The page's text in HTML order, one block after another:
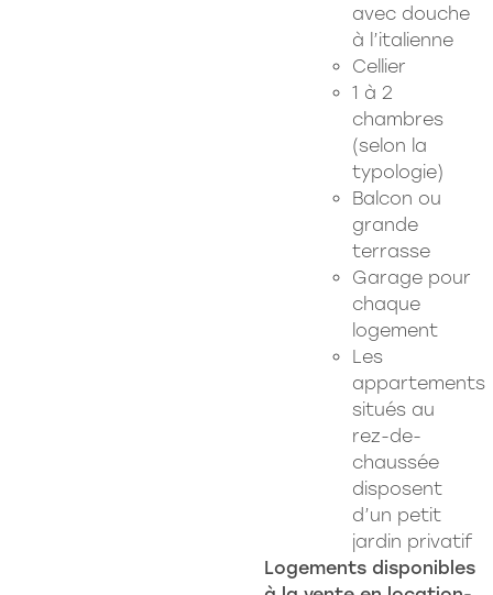
avec douche
à l’italienne
Cellier
1 à 2
chambres
(selon la
typologie)
Balcon ou
grande
terrasse
Garage pour
chaque
logement
Les
appartements
situés au
rez-de-
chaussée
disposent
d’un petit
jardin privatif
Logements disponibles